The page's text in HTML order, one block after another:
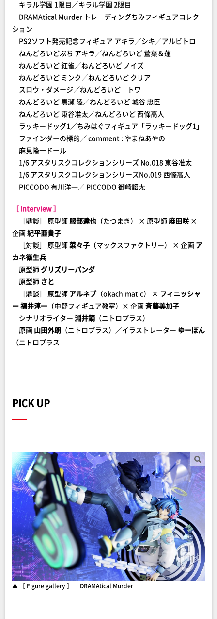
キラル学園 1限目／キラル学園 2限目
DRAMAtical Murder トレーディングちみフィギュアコレク
ション
PS2ソフト発売記念フィギュア アキラ／シキ／アルビトロ
ねんどろいどぷち アキラ／ねんどろいど 蒼葉＆蓮
ねんどろいど 紅雀／ねんどろいど ノイズ
ねんどろいど ミンク／ねんどろいど クリア
スロウ・ダメージ／ねんどろいど トワ
ねんどろいど 黒瀬 陸／ねんどろいど 城谷 忠臣
ねんどろいど 東谷准太／ねんどろいど 西條高人
ラッキードッグ1／ちみはぐフィギュア「ラッキードッグ1」
ファインダーの標的／ comment : やまねあやの
麻見隆一ドール
1/6 アスタリスクコレクションシリーズ No.018 東谷准太
1/6 アスタリスクコレクションシリーズNo.019 西條高人
PICCODO 有川洋一／ PICCODO 御崎詔太
［ Interview ］
［鼎談］ 原型師服部達也 （たつまき） × 原型師麻田咲 ×
企画紀平亜貴子
［対談］ 原型師菜々子 （マックスファクトリー） × 企画 ア
カネ衛生兵
原型師グリズリーパンダ
原型師 さと
［鼎談］ 原型師 アルネブ （okachimatic） × フィニッシャ
ー 福井淳一 （中野フィギュア教室）× 企画斉藤美加子
シナリオライター 淵井鏑 （ニトロプラス）
原画 山田外朗 （ニトロプラス）／イラストレーター ゆーぽん
（ニトロプラス
PICK UP
▲ ［ Figure gallery ］ DRAMAtical Murder